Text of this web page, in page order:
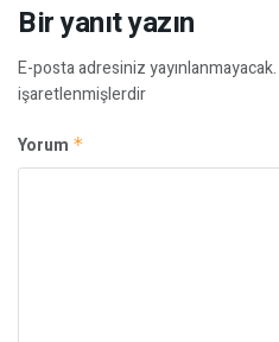
Bir yanıt yazın
E-posta adresiniz yayınlanmayacak.
işaretlenmişlerdir
Yorum *